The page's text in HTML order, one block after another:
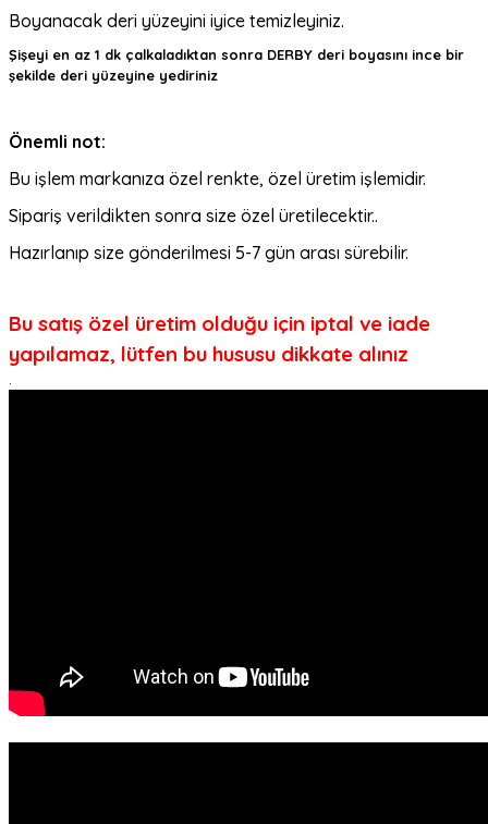
Boyanacak deri yüzeyini iyice temizleyiniz.
Şişeyi en az 1 dk çalkaladıktan sonra DERBY deri boyasını ince bir
şekilde deri yüzeyine yediriniz
Önemli not:
Bu işlem markanıza özel renkte, özel üretim işlemidir.
Sipariş verildikten sonra size özel üretilecektir..
Hazırlanıp size gönderilmesi 5-7 gün arası sürebilir.
Bu satış özel üretim olduğu için iptal ve iade
yapılamaz, lütfen bu hususu dikkate alınız